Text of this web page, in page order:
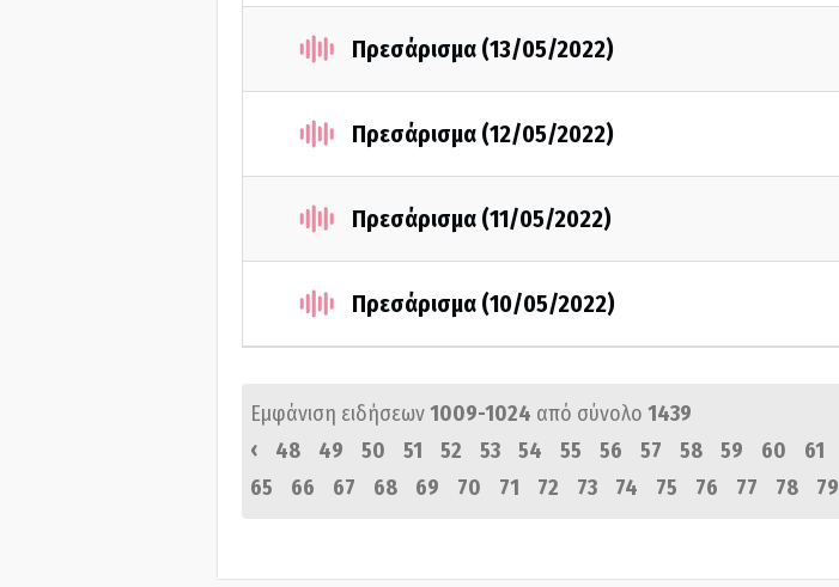
Πρεσάρισμα (13/05/2022)
Πρεσάρισμα (12/05/2022)
Πρεσάρισμα (11/05/2022)
Πρεσάρισμα (10/05/2022)
Εμφάνιση ειδήσεων1009-1024 από σύνολο 1439
‹
48 49 50 51 52 53 54 55 56 57 58 59 60 61
65
66 67 68 69 70 71 72 73 74 75 76 77 78 79